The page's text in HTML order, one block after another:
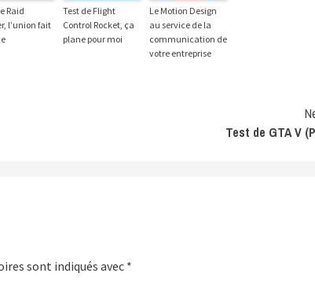
Raid
l’union fait
Test de Flight
Control Rocket, ça
plane pour moi
Le Motion Design
au service de la
communication de
votre entreprise
Test de GTA V
sont indiqués avec *